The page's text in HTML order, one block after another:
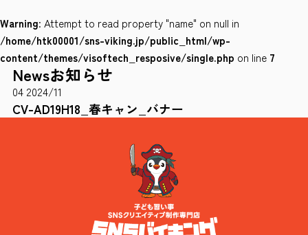
0120-78-8169
［受付時間］ 9：00～18：00 ※土・日・祝祭日・年末年始は除く
お問い合わせはこちら
Warning: Attempt to read property "name" on null in
/home/htk00001/sns-viking.jp/public_html/wp-
content/themes/visoftech_resposive/single.php on line 7
Newsお知らせ
04 2024/11
CV-AD19H18_春キャン_バナー